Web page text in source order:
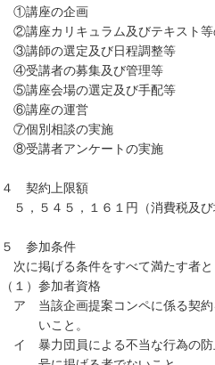
①講座の企画
②講座カリキュラム及びテキスト等
③講師の選定及び日程調整等
④受講者の募集及び管理等
⑤講座会場の選定及び手配等
⑥講座の運営
⑦個別相談の実施
⑧受講者アンケートの実施
４ 契約上限額
５，５４５，１６１円（消費税及び
５ 参加条件
次に掲げる条件をすべて満たす者と
（１）参加者資格
ア 当該企画提案コンペに係る契約
いこと。
イ 暴力団員による不当な行為の防